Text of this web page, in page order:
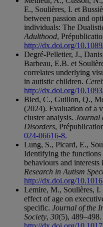
E., Soulières, I. et
between passion and
individuals: The
Adulthood,
http://dx.doi.org/
Degré-Pelletier, J.,
Barbeau, E.B. et
correlates underlying
in autistic children.
http://dx.doi.org/
Bled, C., Guillon, Q.,
(2024). Evaluation of a
cluster analysis. Journal
Disorders,
024-06616-8.
Lung, S., Picard, E.,
Identifying the functions
behaviours and
Research in Autism
http://dx.doi.org/
Lemire, M., Soulières,
effect of age on
specific. Journal of the
Society, 30(5), 489–498.